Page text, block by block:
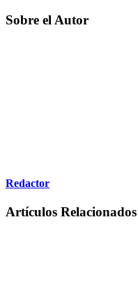
Sobre el Autor
Redactor
Artículos Relacionados